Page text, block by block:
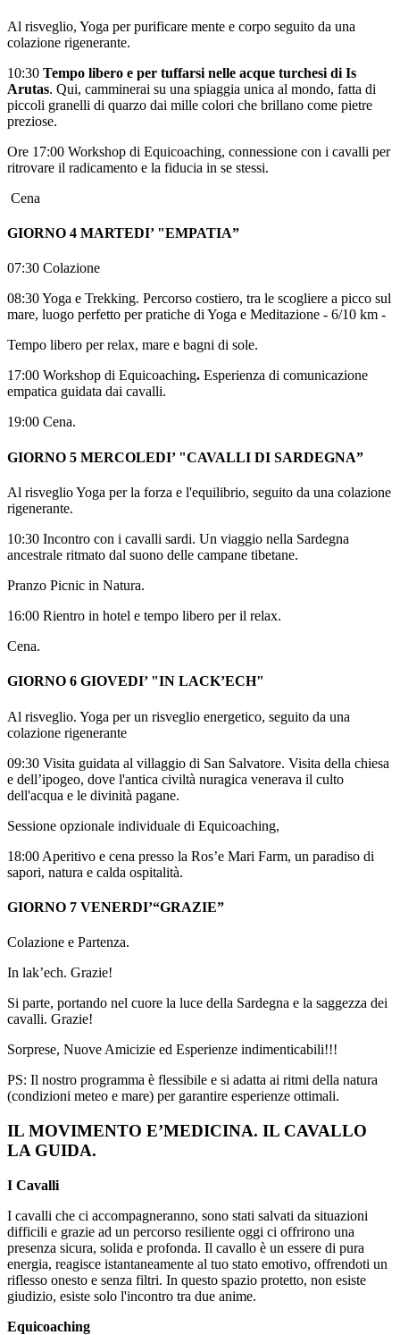
Al risveglio, Yoga per purificare mente e corpo seguito da una
colazione rigenerante.
10:30 Tempo libero e per tuffarsi nelle acque turchesi di Is
Arutas. Qui, camminerai su una spiaggia unica al mondo, fatta di
piccoli granelli di quarzo dai mille colori che brillano come pietre
preziose.
Ore 17:00 Workshop di Equicoaching, connessione con i cavalli per
ritrovare il radicamento e la fiducia in se stessi.
Cena
GIORNO 4 MARTEDI’ "EMPATIA”
07:30 Colazione
08:30 Yoga e Trekking. Percorso costiero, tra le scogliere a picco sul
mare, luogo perfetto per pratiche di Yoga e Meditazione - 6/10 km -
Tempo libero per relax, mare e bagni di sole.
17:00 Workshop di Equicoaching. Esperienza di comunicazione
empatica guidata dai cavalli.
19:00 Cena.
GIORNO 5 MERCOLEDI’ "CAVALLI DI SARDEGNA”
Al risveglio Yoga per la forza e l'equilibrio, seguito da una colazione
rigenerante.
10:30 Incontro con i cavalli sardi. Un viaggio nella Sardegna
ancestrale ritmato dal suono delle campane tibetane.
Pranzo Picnic in Natura.
16:00 Rientro in hotel e tempo libero per il relax.
Cena.
GIORNO 6 GIOVEDI’ "IN LACK’ECH"
Al risveglio. Yoga per un risveglio energetico, seguito da una
colazione rigenerante
09:30 Visita guidata al villaggio di San Salvatore. Visita della chiesa
e dell’ipogeo, dove l'antica civiltà nuragica venerava il culto
dell'acqua e le divinità pagane.
Sessione opzionale individuale di Equicoaching,
18:00 Aperitivo e cena presso la Ros’e Mari Farm, un paradiso di
sapori, natura e calda ospitalità.
GIORNO 7 VENERDI’“GRAZIE”
Colazione e Partenza.
In lak’ech. Grazie!
Si parte, portando nel cuore la luce della Sardegna e la saggezza dei
cavalli. Grazie!
Sorprese, Nuove Amicizie ed Esperienze indimenticabili!!!
PS: Il nostro programma è flessibile e si adatta ai ritmi della natura
(condizioni meteo e mare) per garantire esperienze ottimali.
IL MOVIMENTO E’MEDICINA. IL CAVALLO
LA GUIDA.
I Cavalli
I cavalli che ci accompagneranno, sono stati salvati da situazioni
difficili e grazie ad un percorso resiliente oggi ci offrirono una
presenza sicura, solida e profonda. Il cavallo è un essere di pura
energia, reagisce istantaneamente al tuo stato emotivo, offrendoti un
riflesso onesto e senza filtri. In questo spazio protetto, non esiste
giudizio, esiste solo l'incontro tra due anime.
Equicoaching